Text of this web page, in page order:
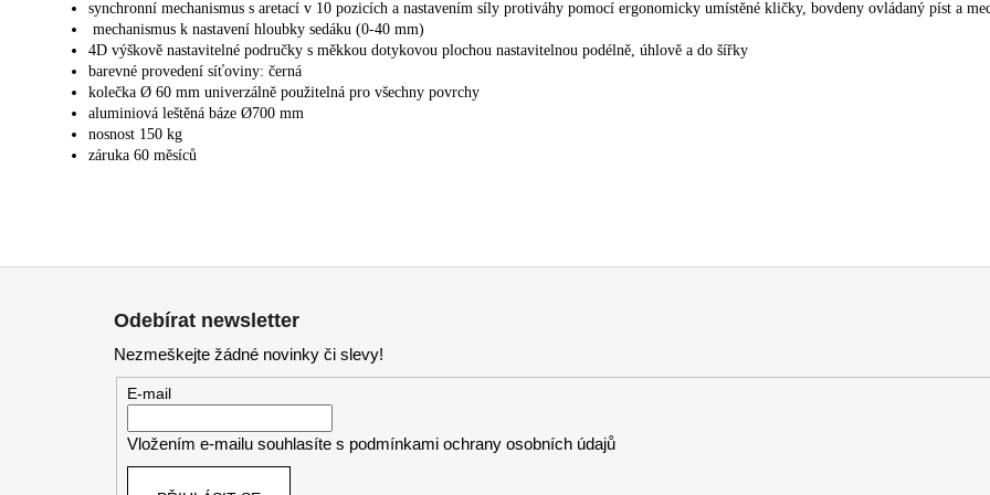
synchronní mechanismus s aretací v 10 pozicích a nastavením síly protiváhy pomocí ergonomicky umístěné kličky, bovdeny ovládaný píst a
mechanismus k nastavení hloubky sedáku (0-40 mm)
4D výškově nastavitelné područky s měkkou dotykovou plochou nastavitelnou podélně, úhlově a do šířky
barevné provedení síťoviny: černá
kolečka Ø 60 mm univerzálně použitelná pro všechny povrchy
aluminiová leštěná báze Ø700 mm
nosnost 150 kg
záruka 60 měsíců
Odebírat newsletter
Nezmeškejte žádné novinky či slevy!
E-mail
Vložením e-mailu souhlasíte s podmínkami ochrany osobních údajů